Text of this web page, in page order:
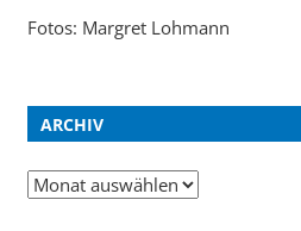
Fotos: Margret Lohmann
ARCHIV